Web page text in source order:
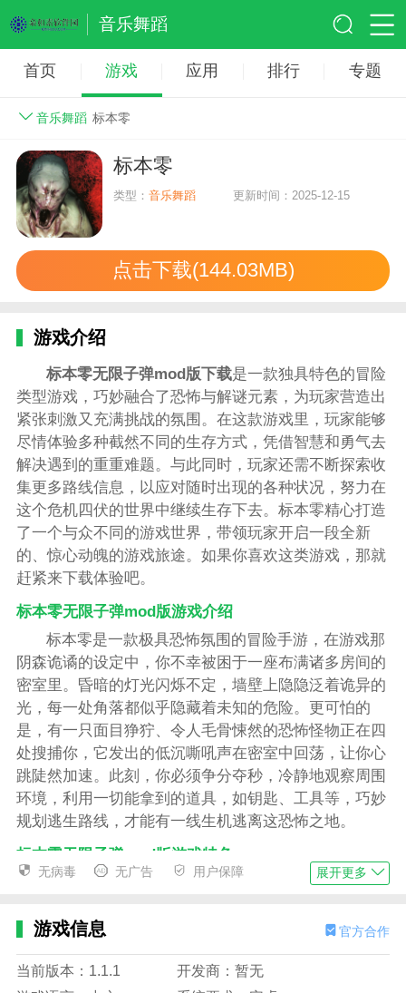
音乐舞蹈
首页 游戏 应用 排行 专题
音乐舞蹈 标本零
标本零
类型：音乐舞蹈 更新时间：2025-12-15
点击下载(144.03MB)
游戏介绍
标本零无限子弹mod版下载是一款独具特色的冒险
类型游戏，巧妙融合了恐怖与解谜元素，为玩家营造出
紧张刺激又充满挑战的氛围。在这款游戏里，玩家能够
尽情体验多种截然不同的生存方式，凭借智慧和勇气去
解决遇到的重重难题。与此同时，玩家还需不断探索收
集更多路线信息，以应对随时出现的各种状况，努力在
这个危机四伏的世界中继续生存下去。标本零精心打造
了一个与众不同的游戏世界，带领玩家开启一段全新
的、惊心动魄的游戏旅途。如果你喜欢这类游戏，那就
赶紧来下载体验吧。
标本零无限子弹mod版游戏介绍
标本零是一款极具恐怖氛围的冒险手游，在游戏那
阴森诡谲的设定中，你不幸被困于一座布满诸多房间的
密室里。昏暗的灯光闪烁不定，墙壁上隐隐泛着诡异的
光，每一处角落都似乎隐藏着未知的危险。更可怕的
是，有一只面目狰狞、令人毛骨悚然的恐怖怪物正在四
处搜捕你，它发出的低沉嘶吼声在密室中回荡，让你心
跳陡然加速。此刻，你必须争分夺秒，冷静地观察周围
环境，利用一切能拿到的道具，如钥匙、工具等，巧妙
规划逃生路线，才能有一线生机逃离这恐怖之地。
标本零无限子弹mod版游戏特色
1、紧张阴郁的游戏场景，逼真的音效，带给你更
2、到处都隐藏着危机。抓住机遇，成功克服危
险，小心不被抓住;
无病毒 无广告 用户保障 展开更多
游戏信息 官方合作
当前版本：1.1.1
开发商：暂无